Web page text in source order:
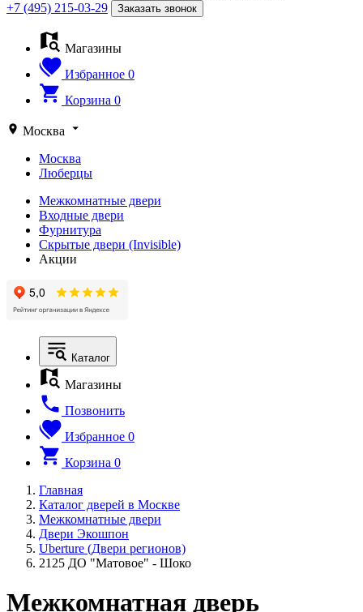
+7 (495) 215-03-29
Заказать звонок
Магазины
Избранное 0
Корзина 0
Москва
Москва
Люберцы
Межкомнатные двери
Входные двери
Фурнитура
Скрытые двери (Invisible)
Акции
Каталог
Магазины
Позвонить
Избранное 0
Корзина 0
Главная
Каталог дверей в Москве
Межкомнатные двери
Двери Экошпон
Uberture (Двери регионов)
2125 ДО "Матовое" - Шоко
Межкомнатная дверь